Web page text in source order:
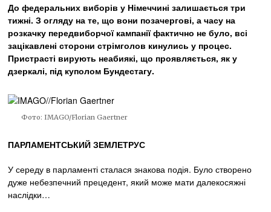
До федеральних виборів у Німеччині залишається три
тижні. З огляду на те, що вони позачергові, а часу на
розкачку передвиборчої кампанії фактично не було, всі
зацікавлені сторони стрімголов кинулись у процес.
Пристрасті вирують неабиякі, що проявляється, як у
дзеркалі, під куполом Бундестагу.
Фото: IMAGO/Florian Gaertner
ПАРЛАМЕНТСЬКИЙ ЗЕМЛЕТРУС
У середу в парламенті сталася знакова подія. Було створено
дуже небезпечний прецедент, який може мати далекосяжні
наслідки…